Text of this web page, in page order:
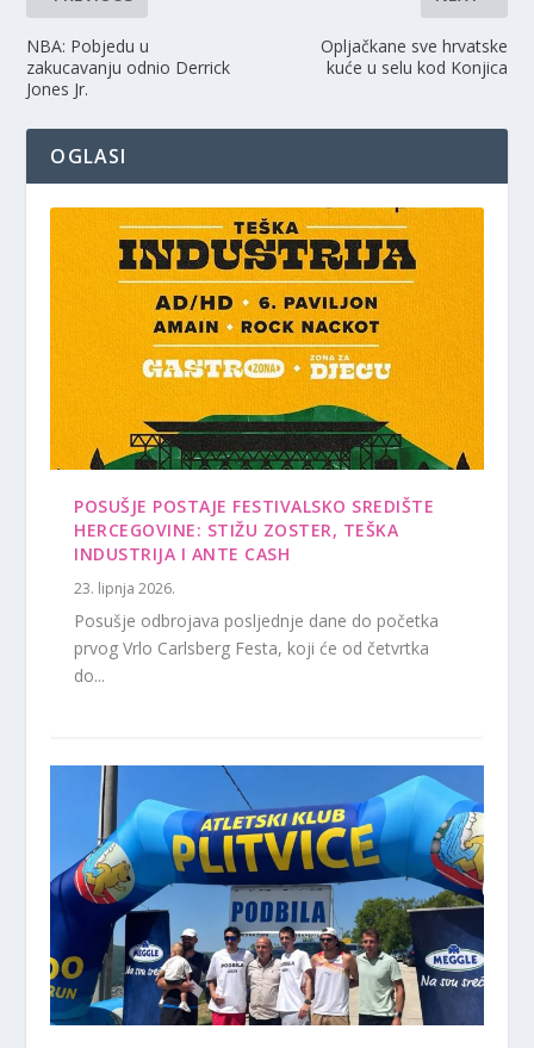
NBA: Pobjedu u
zakucavanju odnio Derrick
Jones Jr.
Opljačkane sve hrvatske
kuće u selu kod Konjica
OGLASI
POSUŠJE POSTAJE FESTIVALSKO SREDIŠTE
HERCEGOVINE: STIŽU ZOSTER, TEŠKA
INDUSTRIJA I ANTE CASH
23. lipnja 2026.
Posušje odbrojava posljednje dane do početka
prvog Vrlo Carlsberg Festa, koji će od četvrtka
do...